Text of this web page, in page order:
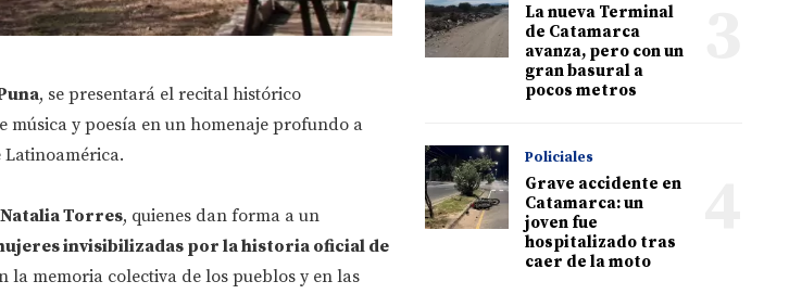
, se presentará el recital histórico
música y poesía en un homenaje profundo a
Natalia Torres, quienes dan forma a un
invisibilizadas por la historia oficial de
la memoria colectiva de los pueblos y en las
La nueva Terminal
de Catamarca
avanza, pero con un
gran basural a
pocos metros
Policiales
Grave accidente en
Catamarca: un
joven fue
hospitalizado tras
caer de la moto